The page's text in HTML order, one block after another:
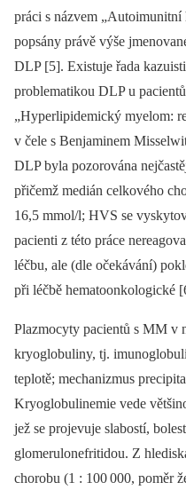
práci s názvem
popsány právě výše
DLP [5]. Existuje řada
problematikou DLP u
„Hyperlipid­emický myelom:
v čele s Benjaminem
DLP byla pozorována
přičemž medián celkového
16,5 mmol/l; HVS se
pacienti z této práce
léčbu, ale (dle očekávání)
při léčbě hematoonkologické
Plazmocyty pacientů s MM v
kryoglobuliny, tj.
teplotě; mechanizmus
Kryoglobulinemie vede
jež se projevuje slabostí,
glomerulonefritidou. Z
chorobu (1 : 100000, poměr